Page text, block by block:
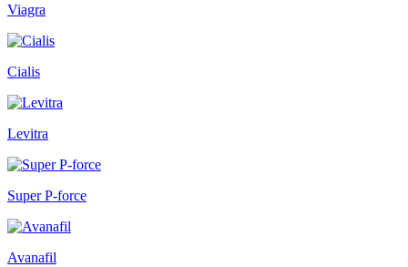
Viagra
Cialis
Levitra
Super P-force
Avanafil